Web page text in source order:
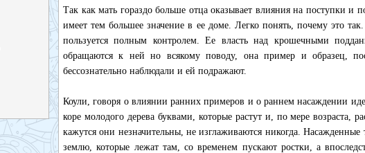
Так как мать гораздо больше отца оказывает влияния на поступки и
имеет тем большее значение в ее доме. Легко понять, почему это
пользуется полным контролем. Ее власть над крошечными
обращаются к ней но всякому поводу, она пример и образец,
бессознательно наблюдали и ей подражают.
Коули, говоря о влиянии ранних примеров и о раннем насаждении
коре молодого дерева буквами, которые растут и, по мере возраста,
кажутся они незначительны, не изглаживаются никогда.
землю, которые лежат там, со временем пускают ростки, а